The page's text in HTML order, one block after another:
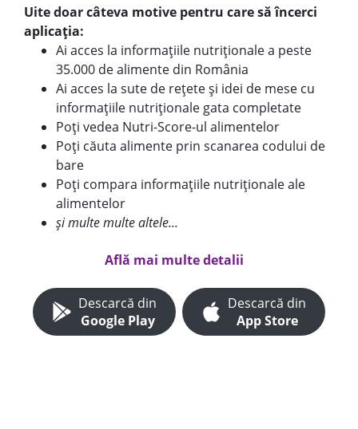
Uite doar câteva motive pentru care să încerci
aplicația:
Ai acces la informațiile nutriționale a peste
35.000 de alimente din România
Ai acces la sute de rețete și idei de mese cu
informațiile nutriționale gata completate
Poți vedea Nutri-Score-ul alimentelor
Poți căuta alimente prin scanarea codului de
bare
Poți compara informațiile nutriționale ale
alimentelor
și multe multe altele...
Află mai multe detalii
Descarcă din
Google Play
Descarcă din
App Store